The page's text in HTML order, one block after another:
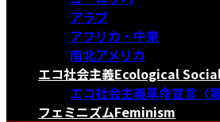
アラブ
アフリカ・中東
南北アメリカ
エコ社会主義Ecological
エコ社会主義革命宣言〈
フェミニズムFeminism